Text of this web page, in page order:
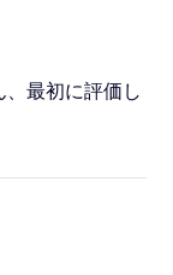
最初に評価し